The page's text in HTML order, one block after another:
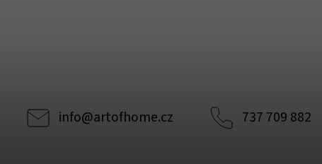
info@artofhome.cz 737 709 882